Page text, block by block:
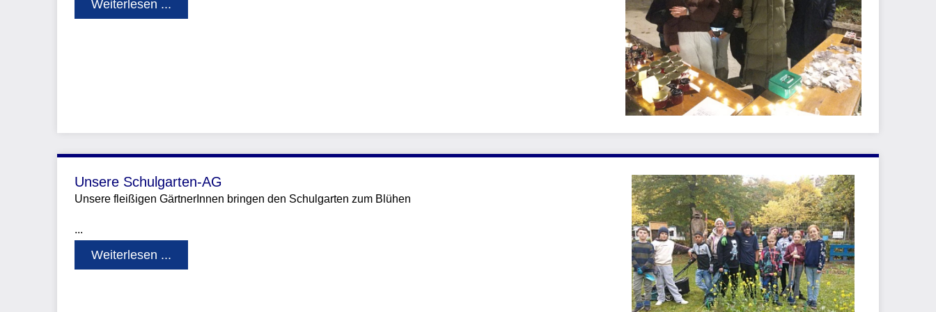
Weiterlesen ...
Unsere Schulgarten-AG
Unsere fleißigen GärtnerInnen bringen den Schulgarten zum Blühen
...
Weiterlesen ...